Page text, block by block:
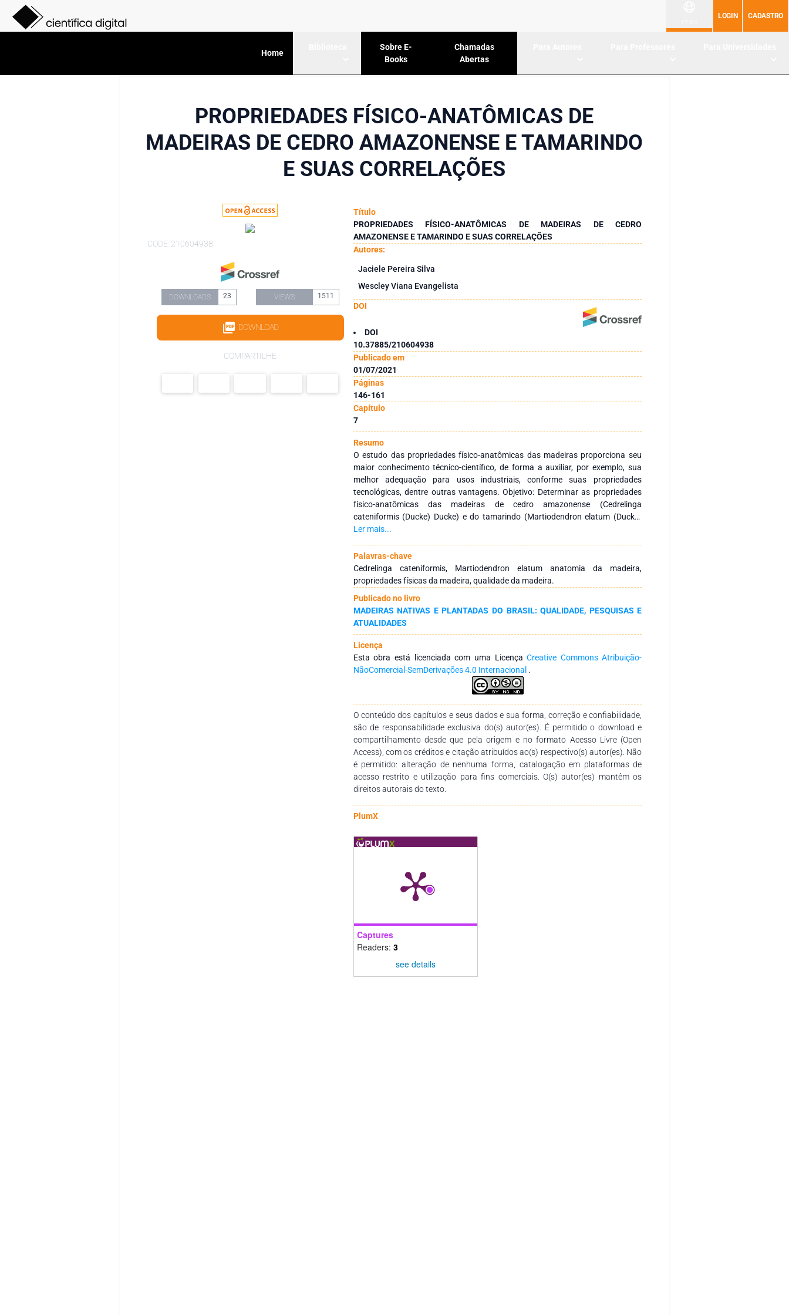
LOGIN CADASTRO
Home
Sobre E-
Books
Chamadas
Abertas
PROPRIEDADES FÍSICO-ANATÔMICAS DE
MADEIRAS DE CEDRO AMAZONENSE E TAMARINDO
E SUAS CORRELAÇÕES
CODE: 210604938
DOWNLOADS 23 VIEWS 1511
DOWNLOAD
COMPARTILHE
Título
PROPRIEDADES FÍSICO-ANATÔMICAS DE MADEIRAS DE CEDRO
AMAZONENSE E TAMARINDO E SUAS CORRELAÇÕES
Autores:
Jaciele Pereira Silva
Wescley Viana Evangelista
DOI
DOI
10.37885/210604938
Publicado em
01/07/2021
Páginas
146-161
Capítulo
7
Resumo
O estudo das propriedades físico-anatômicas das madeiras proporciona seu
maior conhecimento técnico-científico, de forma a auxiliar, por exemplo, sua
melhor adequação para usos industriais, conforme suas propriedades
tecnológicas, dentre outras vantagens. Objetivo: Determinar as propriedades
físico-anatômicas das madeiras de cedro amazonense (Cedrelinga
cateniformis (Ducke) Ducke) e do tamarindo (Martiodendron elatum (Ducke)
Gleason) usadas na produção industrial de pisos no município de Alta Floresta,
os critérios estabelecidos pela ABNT NBR 7190, sendo provenientes de quatro
tábuas de cada espécie. As propriedades físicas foram determinadas com base
na NBR 7190, enquanto as dimensões das fibras seguiram as recomendações
da Iawa Committee. Resultados: As madeiras de cedro amazonense e
tamarindo apresentaram diferenças de suas propriedades físico-anatômicas,
possivelmente ocasionadas pela diferença de gênero e espécie botânica. A
madeira de tamarindo apresentou maiores valores de densidade, maior
estabilidade dimensional e maior comprimento das fibras e menores valores de
largura, diâmetro do lume e espessura da parede das fibras. Conclusões: As
duas espécies apresentam diferenças entre si de suas propriedades e podem
ser consideradas de boa estabilidade dimensional, com base nos valores de
contrações obtidos. A madeira de cedro amazonense pode ser considerada de
propriedades estudadas não tem correlação estatística significativa,
considerando cada espécie avaliada.
Ler mais...
Palavras-chave
Cedrelinga cateniformis, Martiodendron elatum anatomia da madeira,
propriedades físicas da madeira, qualidade da madeira.
Publicado no livro
MADEIRAS NATIVAS E PLANTADAS DO BRASIL: QUALIDADE, PESQUISAS E
ATUALIDADES
Licença
Esta obra está licenciada com uma LicençaCreative Commons Atribuição-
NãoComercial-SemDerivações 4.0 Internacional .
O conteúdo dos capítulos e seus dados e sua forma, correção e confiabilidade,
são de responsabilidade exclusiva do(s) autor(es). É permitido o download e
compartilhamento desde que pela origem e no formato Acesso Livre (Open
Access), com os créditos e citação atribuídos ao(s) respectivo(s) autor(es). Não
é permitido: alteração de nenhuma forma, catalogação em plataformas de
acesso restrito e utilização para fins comerciais. O(s) autor(es) mantêm os
direitos autorais do texto.
PlumX
Captures
Readers: 3
see details